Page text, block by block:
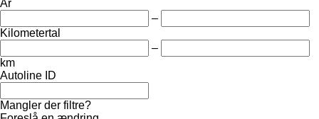
År
–
Kilometertal
–
km
Autoline ID
Mangler der filtre?